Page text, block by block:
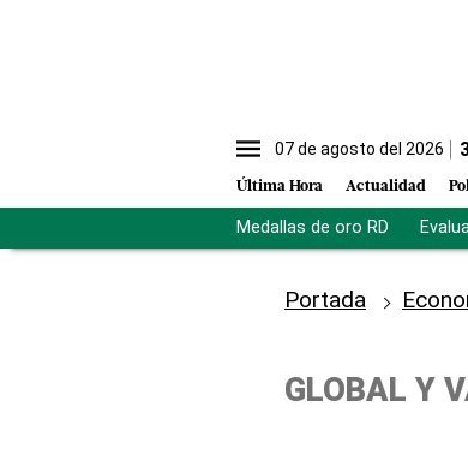
07 de agosto del 2026
Última Hora Actualidad
Medallas de oro RD
Portada
GLOBAL Y